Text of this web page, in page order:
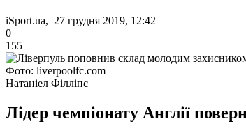
iSport.ua, 27 грудня 2019, 12:42
0
155
Фото: liverpoolfc.com
Натаніел Філліпс
Лідер чемпіонату Англії